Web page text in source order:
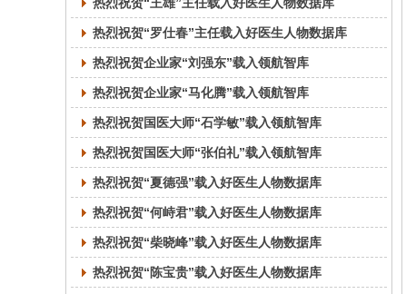
热烈祝贺“罗仕春”主任载入好医生人物数据库
热烈祝贺企业家“刘强东”载入领航智库
热烈祝贺企业家“马化腾”载入领航智库
热烈祝贺国医大师“石学敏”载入领航智库
热烈祝贺国医大师“张伯礼”载入领航智库
热烈祝贺“夏德强”载入好医生人物数据库
热烈祝贺“何峙君”载入好医生人物数据库
热烈祝贺“柴晓峰”载入好医生人物数据库
热烈祝贺“陈宝贵”载入好医生人物数据库